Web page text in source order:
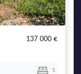
137 000 €
1